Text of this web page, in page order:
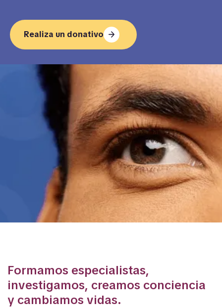
Realiza un donativo
Formamos especialistas,
investigamos, creamos conciencia
y cambiamos vidas.